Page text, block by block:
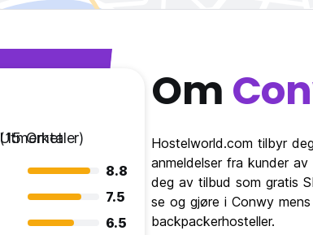
Utmerket
(15 Omtaler)
8.8
7.5
6.5
Om
Hostelworld.com tilbyr
anmeldelser fra kunder
deg av tilbud som gratis
se og gjøre i Conwy
backpackerhosteller.